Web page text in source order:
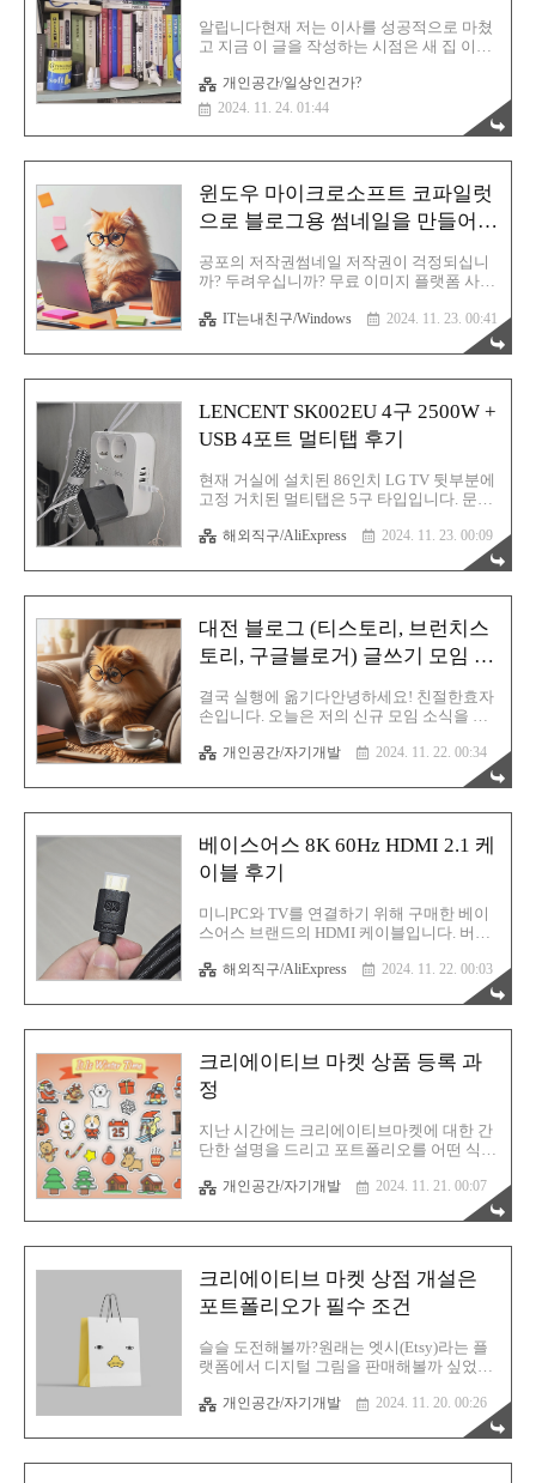
잘해서라기 보다는 성심당이 다 한 거지. 그
렇죠? 그다음은 0시 축제! 이건 잘했어요. 홍
험했거든요. 지하철 광고, 버스 광고, 그리고
지역 광고 등등~ 인..
알립니다현재 저는 이사를 성공적으로 마쳤
고 지금 이 글을 작성하는 시점은 새 집 이사
새로운 삶을 잘 시작하고 있으며 매우 만족
스러운 라이프를 즐기고 있습니다. 드디어
저만의 방이 생겼으며 계획했던 대로 꾸며서
즐기고 있어요. 본 글은 구글 블로거에 있는
내용을 한번 더 발전시켜 작성하는 리마스터
버전이라고 생각하시면 좋을 것 같습니
다. 이사 전의외로 저의 어렸을 적 기억은 아
직도 생생합니다. 꼬꼬마 시절 때도 기억합
기억에 오래 남는다니?! 신기할 정도니까요.
주변 지인들에게 물어보면 어렸을 적 기억이
생생합니다. 초등학교 3학년 즈음에 이사 전
개인공간/일상인건가?
2024. 11. 24. 01:44
윈도우 마이크로소프트 코파일럿
으로 블로그용 썸네일을 만들어보
공포의 저작권썸네일 저작권이 걱정되십니
까? 두려우십니까? 무료 이미지 플랫폼 사이
십니까? 그럴 때는 역시 AI (일러스트레이터
아님)를 이용한 방법이 요긴하게 쓰일 수 있
을 것입니다. 현재 AI 하면 대표적으로 챗
GPT가 떠오르실 텐데 애석하게도 이 녀석은
AI 하면 대표적으로 미드저니가 있는데 이건
또 유료고요. 대부분의 AI는 무료가 잘 없
죠. 하지만 고맙게도 윈도우에 기본 탑재되
어 있는 코파일럿 AI는 이미지도 생성시켜
줍니다. 성능이 그리 뛰어나지는 않지만 블
로그용 썸네일을 만드는 데는 참 이것만 한
AI는 없다고 생각합니다. 무료 중에서 말입
니다. 사용 방법도 정말 쉬워요. 한글 윈도우
의 경우 그냥 편하게 한글 프..
IT는내친구/Windows 2024. 11. 23. 00:41
LENCENT SK002EU 4구 2500W +
USB 4포트 멀티탭 후기
현재 거실에 설치된 86인치 LG TV 뒷부분에
고정 거치된 멀티탭은 5구 타입입니다. 문제
할 미니PC의 어댑터를 연결할 공간이 없습
니다. 따라서 멀티탭을 바꾸던지 추가로 멀
티탭을 하나 더 연결하는 방식을 택해야만
합니다. 멀티탭을 6구 타입 이상으로 교체하
상황이 발생! 이러면 문제가 더 골치아파질
가능성이 높습니다. 더구나 멀티탭의 위치가
하필 TV 벽걸이 브라켓의 정 중앙에 위치해
있기에 TV를 임시로 제거하지 않으면 작업
하기가 까다롭습니다. 그러므로 선택지는 역
시 하나 뿐입니다. 멀티탭을 하나 더 연결하
는 것이지요. 그렇게 구매한 렌센트 멀티탭!
EU 타입의 콘센트지만 신기하게도 이 브랜
드만 그런건지 모르겠는데 돼..
해외직구/AliExpress 2024. 11. 23. 00:09
대전 블로그 (티스토리, 브런치스
토리, 구글블로거) 글쓰기 모임 개
결국 실행에 옮기다안녕하세요! 친절한효자
손입니다. 오늘은 저의 신규 모임 소식을 전
래 원데이 클래스 형태로 서울에서 월 1회씩
모임을 했었죠? 유료로 말입니다. 솔직히 저
는 대전인인데 서울까지 왔다 갔다 하는 그
준비며 이동 시간과 노오려억을 생각하면 적
요. 무더위를 핑계로 잠깐 활동을 접었다가
다시 오픈을 하려 했으나, 저가 이제는 프리
랜서가 아니에요. 이제는 직장인! 그래서 더
더욱 서울로 가기가 힘들어졌습니다. 그래
서! 그냥 제 본토인 대전에서! 모임을 열어볼
생각입니다. 원데이 클래스가 아니라 블로그
글쓰기를 위한 그런 단순한 모임이에요. 물
론 모임에 나오면 약간은 알려드릴 수 있죠
잉! 모임은 소모임 앱으로 만들었습니다..
개인공간/자기개발 2024. 11. 22. 00:34
베이스어스 8K 60Hz HDMI 2.1 케
이블 후기
미니PC와 TV를 연결하기 위해 구매한 베이
스어스 브랜드의 HDMI 케이블입니다. 버전
48Gbps죠. 따라서 그 어떤 디바이스에서 사
용해도 너무 든든하다랄까요? 무서울게 없
는 겁니다. 미니 PC에 연결하기에는 부족함
없는 스팩이라고 할 수 있겠습니다. LG UHD
후기 LG UHD 4K 울트라 86UR9300KNA 86
인치 LED TV 후기역시 TV는 엘지인가요?
OLED로 넘어가면 삼성이 더 좋다는 이야기
가 있는데, 해상도와 화질 이전에 더 중요한
건 바로 크기! 혹시 거거익선이라는 말을 들
어보셨을까요? 못 들어봤다고요? 그럼 다
rgy0409.tistory.com일단 저희집 TV는 이겁
니다. 드디어 구매..
해외직구/AliExpress 2024. 11. 22. 00:03
크리에이티브 마켓 상품 등록 과
정
지난 시간에는 크리에이티브마켓에 대한 간
단한 설명을 드리고 포트폴리오를 어떤 식으
시 궁금하시다면 아래의 글을 참고하시면 됩
니다. 크리에이티브 마켓 상점 개설은 포트
폴리오가 필수 조건 크리에이티브 마켓 상점
개설은 포트폴리오가 필수 조건슬슬 도전해
지털 그림을 판매해볼까 싶었는데 애석하게
도 이제 한국인 가입이 막혀버렸다는 슬픈
소식을 전해들었습니다. 그렇다면 다음 선택
지는 딱rgy0409.tistory.com핵심은 포폴 완성
이죠. 이제 크리에이티브 마켓의 본인 상점
에 상품을 등록하는 과정입니다. 크리에이티
브 마켓에 로그인 완료 후 우측 상단에 보시
면 상점 모양 아이콘이 있습니다. 클릭 후
Add a new product 로..
개인공간/자기개발 2024. 11. 21. 00:07
크리에이티브 마켓 상점 개설은
포트폴리오가 필수 조건
슬슬 도전해볼까?원래는 엣시(Etsy)라는 플
랫폼에서 디지털 그림을 판매해볼까 싶었는
다는 슬픈 소식을 전해들었습니다. 그렇다면
다음 선택지는 딱 정해졌지요? 크리에이티
브 마켓 (Creative Market) 이라는 곳에서 상
점을 개설하고 디지털 그림을 판매할 수 있
개인공간/자기개발 2024. 11. 20. 00:26